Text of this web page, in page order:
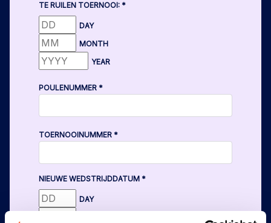
TE RUILEN TOERNOOI: *
DAY
MONTH
YEAR
POULENUMMER *
TOERNOOINUMMER *
NIEUWE WEDSTRIJDDATUM *
DAY